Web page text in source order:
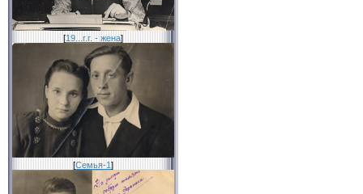
[19...г.г. - жена]
[Семья-1]